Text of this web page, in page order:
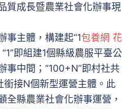
質成長暨農業社會化辦事現
主體，構建起“1包養網 花
即組建1個縣級農服平臺公
事中間；“100+N”即村社共
接N個新型運營主體。此
全縣農業社會化辦事運營，